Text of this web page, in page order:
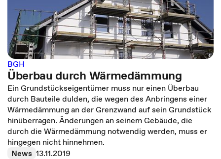
BGH
Überbau durch Wärmedämmung
Ein Grundstückseigentümer muss nur einen Überbau
durch Bauteile dulden, die wegen des Anbringens einer
Wärmedämmung an der Grenzwand auf sein Grundstück
hinüberragen. Änderungen an seinem Gebäude, die
durch die Wärmedämmung notwendig werden, muss er
hingegen nicht hinnehmen.
News 13.11.2019